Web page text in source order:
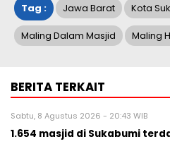
Tag : Jawa Barat Kota
Maling Dalam Masjid Maling
BERITA TERKAIT
Sabtu, 8 Agustus 2026 - 20:43 WIB
1.654 masjid di Sukabumi